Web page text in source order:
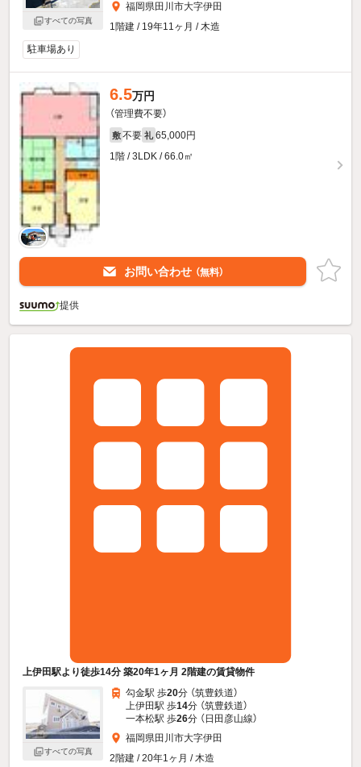
すべての写真
福岡県田川市大字伊田
1階建 / 19年11ヶ月 / 木造
駐車場あり
6.5万円
（管理費不要）
敷 不要 礼 65,000円
1階 / 3LDK / 66.0㎡
お問い合わせ （無料）
提供
上伊田駅より徒歩14分 築20年1ヶ月 2階建の賃貸物件
すべての写真
勾金駅 歩20分 （筑豊鉄道）
上伊田駅 歩14分 （筑豊鉄道）
一本松駅 歩26分 （日田彦山線）
福岡県田川市大字伊田
2階建 / 20年1ヶ月 / 木造